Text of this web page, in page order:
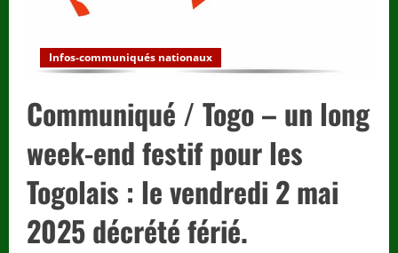
Infos-communiqués nationaux
Communiqué / Togo – un long
week-end festif pour les
Togolais : le vendredi 2 mai
2025 décrété férié.